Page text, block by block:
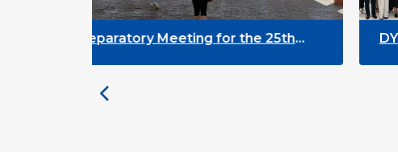
DYPALL Network at ALDA General